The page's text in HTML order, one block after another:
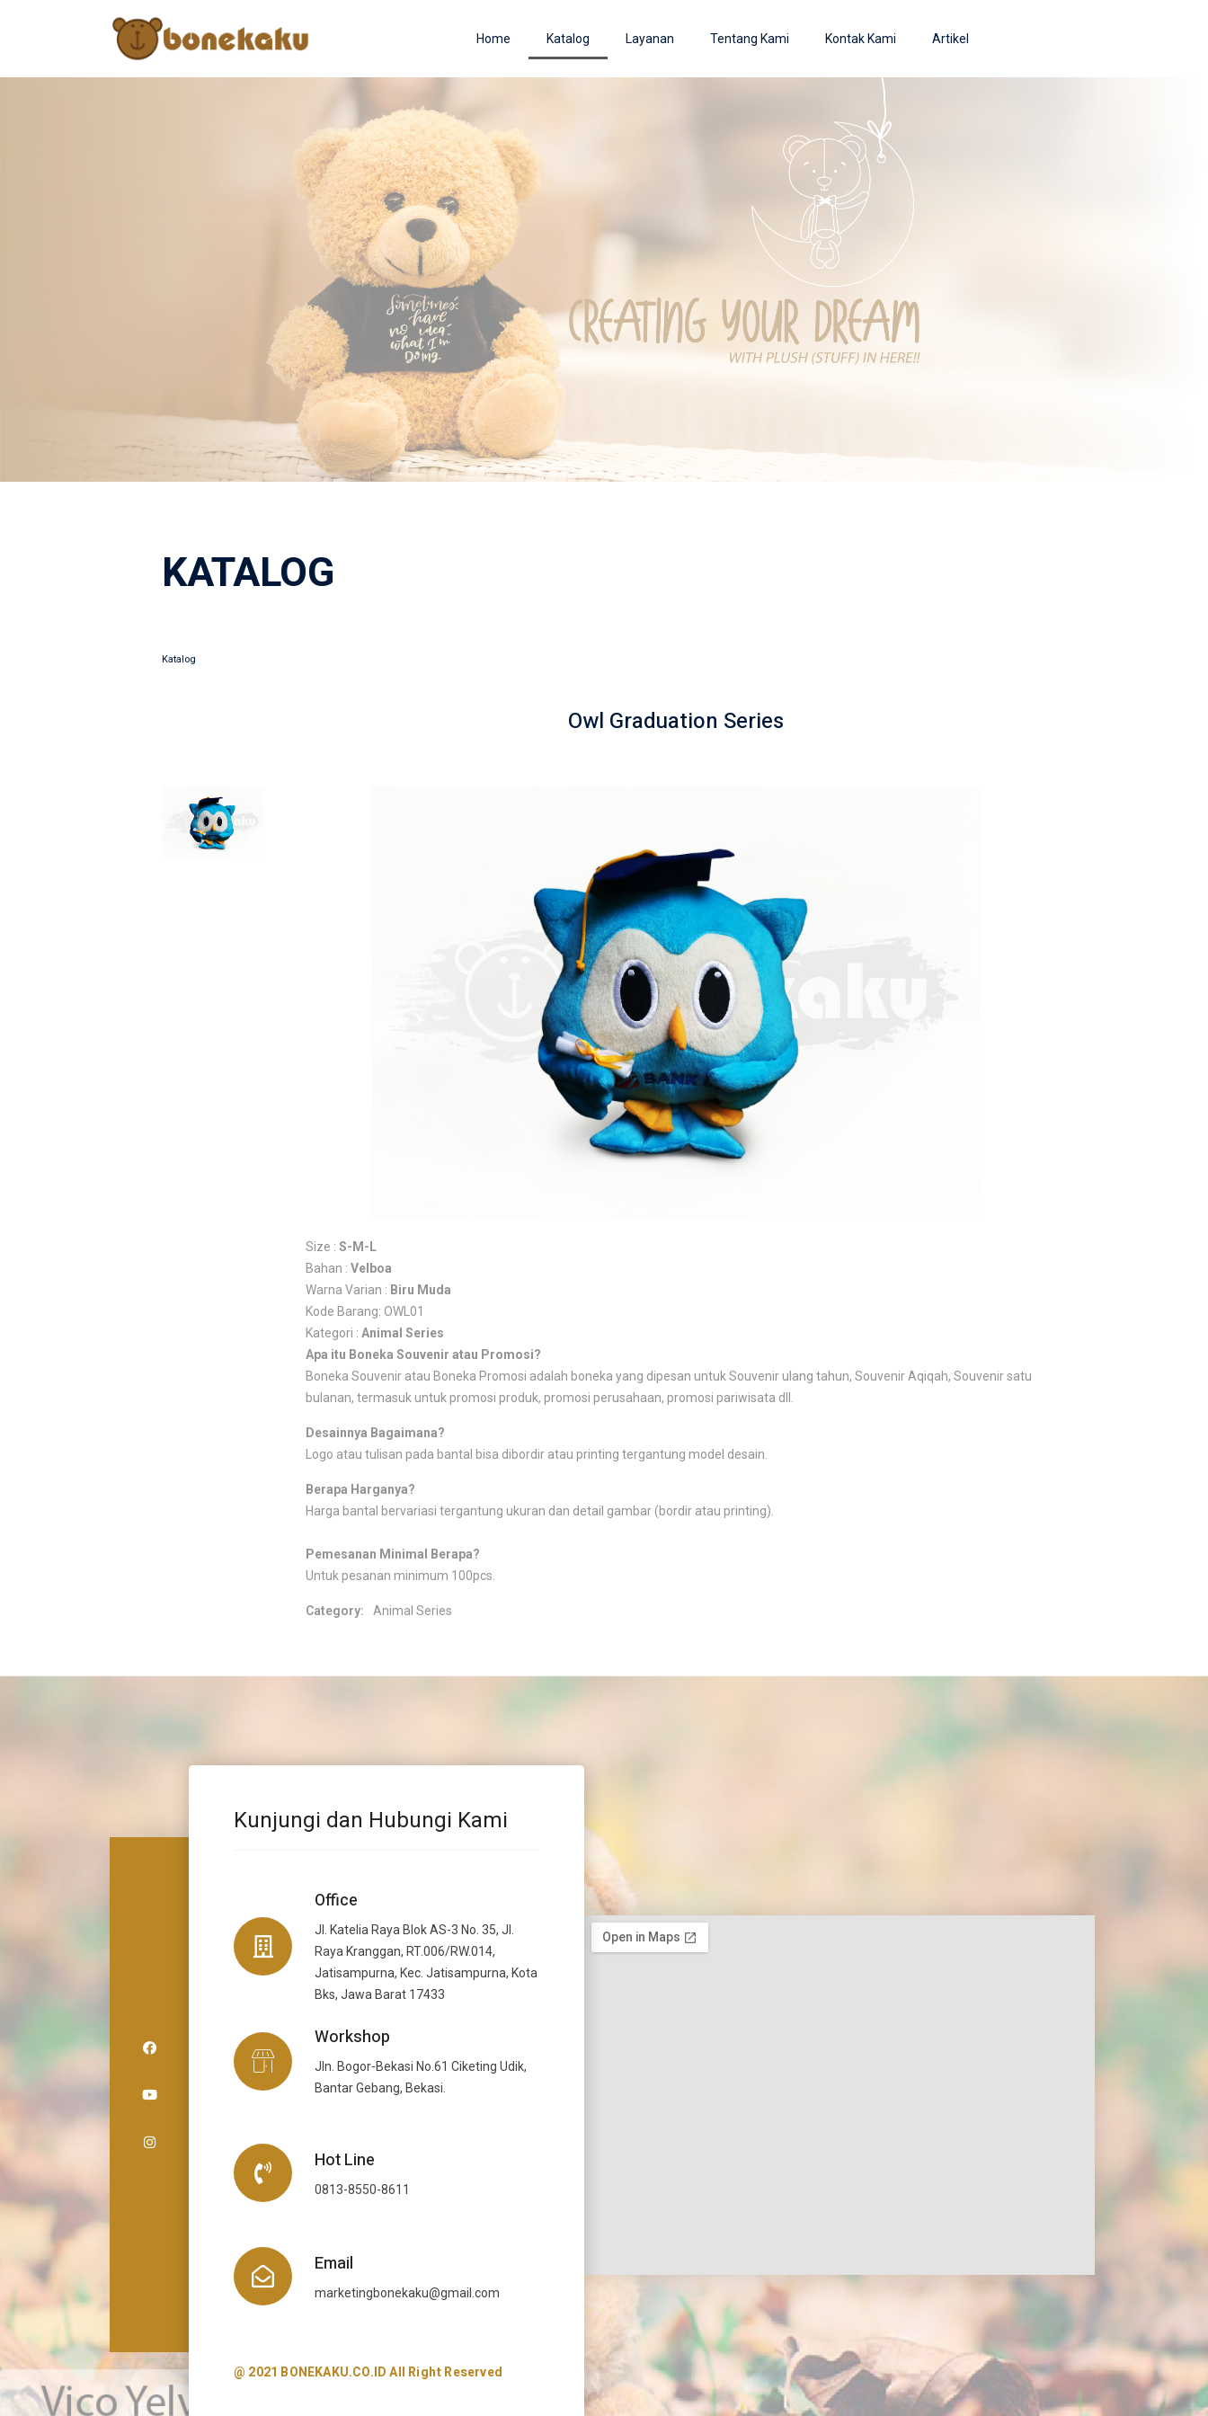
Home Katalog Layanan Tentang Kami Kontak Kami Artikel
KATALOG
Katalog
Owl Graduation Series
Size : S-M-L
Bahan : Velboa
Warna Varian : Biru Muda
Kode Barang: OWL01
Kategori : Animal Series
Apa itu Boneka Souvenir atau Promosi?
Boneka Souvenir atau Boneka Promosi adalah boneka yang dipesan untuk Souvenir ulang tahun, Souvenir Aqiqah, Souvenir satu
bulanan, termasuk untuk promosi produk, promosi perusahaan, promosi pariwisata dll.
Desainnya Bagaimana?
Logo atau tulisan pada bantal bisa dibordir atau printing tergantung model desain.
Berapa Harganya?
Harga bantal bervariasi tergantung ukuran dan detail gambar (bordir atau printing).
Pemesanan Minimal Berapa?
Untuk pesanan minimum 100pcs.
Category: Animal Series
Kunjungi dan Hubungi Kami
Office
Jl. Katelia Raya Blok AS-3 No. 35, Jl.
Raya Kranggan, RT.006/RW.014,
Jatisampurna, Kec. Jatisampurna, Kota
Bks, Jawa Barat 17433
Workshop
Jln. Bogor-Bekasi No.61 Ciketing Udik,
Bantar Gebang, Bekasi.
Hot Line
0813-8550-8611
Email
marketingbonekaku@gmail.com
@ 2021 BONEKAKU.CO.ID All Right Reserved